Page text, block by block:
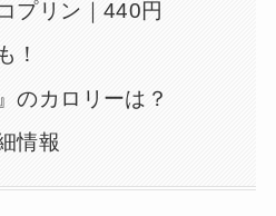
プリン｜440円
！
のカロリーは？
情報